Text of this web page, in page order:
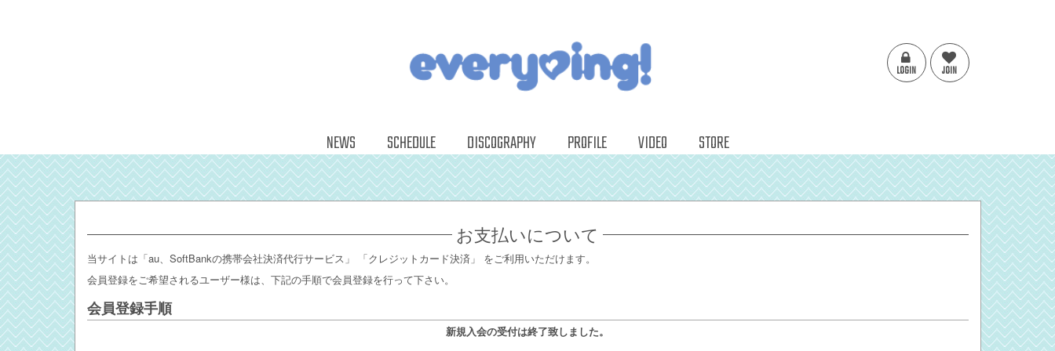
LOGIN JOIN
NEWS SCHEDULE DISCOGRAPHY PROFILE VIDEO STORE
お支払いについて
当サイトは「au、SoftBankの携帯会社決済代行サービス」 「クレジットカード決済」 をご利用いただけます。
会員登録をご希望されるユーザー様は、下記の手順で会員登録を行って下さい。
会員登録手順
新規入会の受付は終了致しました。